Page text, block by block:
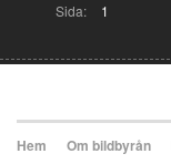
Sida:
1
Hem Om bildbyrån